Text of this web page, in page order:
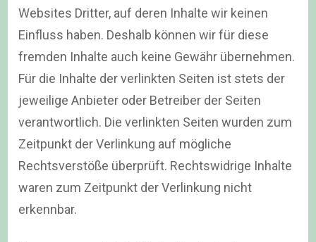
Websites Dritter, auf deren Inhalte wir keinen
Einfluss haben. Deshalb können wir für diese
fremden Inhalte auch keine Gewähr übernehmen.
Für die Inhalte der verlinkten Seiten ist stets der
jeweilige Anbieter oder Betreiber der Seiten
verantwortlich. Die verlinkten Seiten wurden zum
Zeitpunkt der Verlinkung auf mögliche
Rechtsverstöße überprüft. Rechtswidrige Inhalte
waren zum Zeitpunkt der Verlinkung nicht
erkennbar.